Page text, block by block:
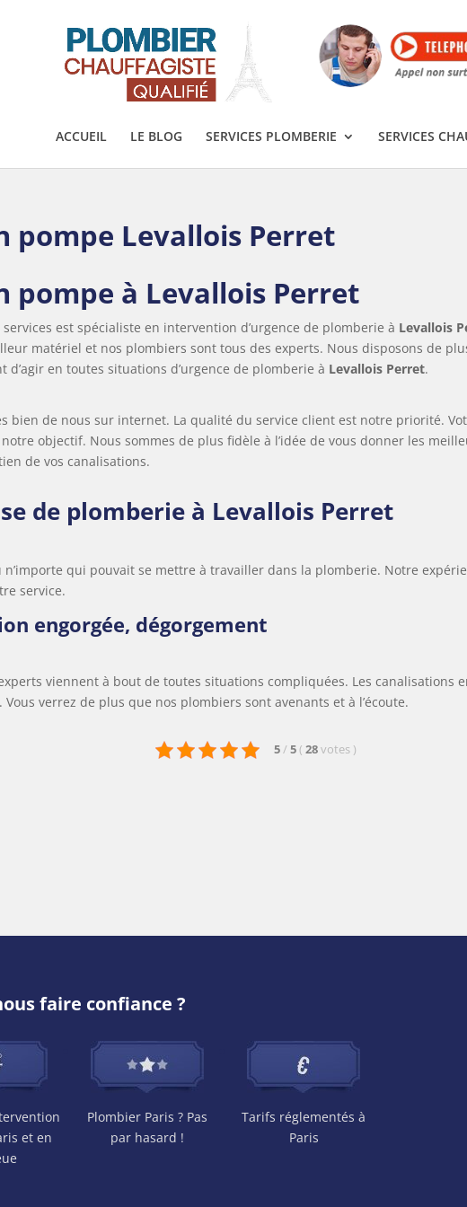
ACCUEIL LE BLOG SERVICES PLOMBERIE SERVICES
pompe Levallois Perret
pompe à Levallois Perret
services est spécialiste en intervention d’urgence de plomberie à Levallois
matériel et nos plombiers sont tous des experts. Nous disposons de
d’agir en toutes situations d’urgence de plomberie à Levallois Perret.
bien de nous sur internet. La qualité du service client est notre priorité.
objectif. Nous sommes de plus fidèle à l’idée de vous donner les
de vos canalisations.
de plomberie à Levallois Perret
n’importe qui pouvait se mettre à travailler dans la plomberie. Notre
service.
engorgée, dégorgement
viennent à bout de toutes situations compliquées. Les canalisations
verrez de plus que nos plombiers sont avenants et à l’écoute.
5/5( 28votes )
faire confiance ?
et en
Plombier Paris ? Pas
par hasard !
Tarifs réglementés à
Paris